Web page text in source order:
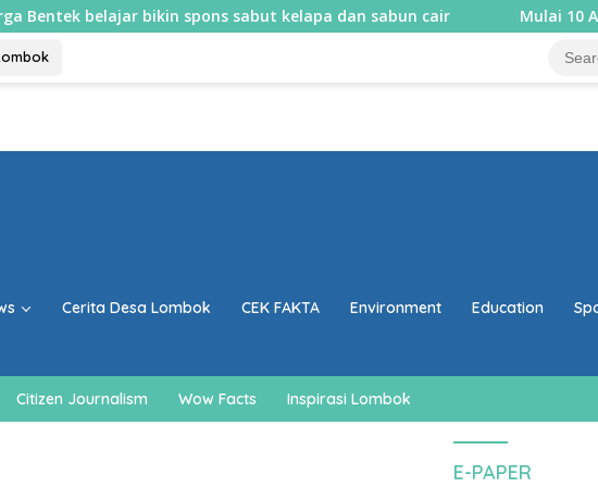
bikin spons sabut kelapa dan sabun cair Mulai 10 Agustus,
Cerita Desa Lombok CEK FAKTA Environment Education
Citizen Journalism Wow Facts Inspirasi Lombok
E-PAPER